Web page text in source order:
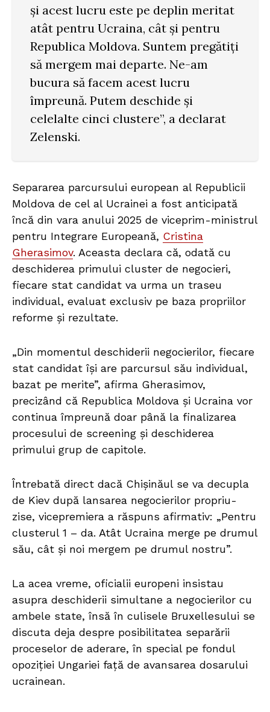
și acest lucru este pe deplin meritat
atât pentru Ucraina, cât și pentru
Republica Moldova. Suntem pregătiți
să mergem mai departe. Ne-am
bucura să facem acest lucru
împreună. Putem deschide și
celelalte cinci clustere”, a declarat
Zelenski.
Separarea parcursului european al Republicii
Moldova de cel al Ucrainei a fost anticipată
încă din vara anului 2025 de viceprim-ministrul
pentru Integrare Europeană, Cristina
Gherasimov. Aceasta declara că, odată cu
deschiderea primului cluster de negocieri,
fiecare stat candidat va urma un traseu
individual, evaluat exclusiv pe baza propriilor
reforme și rezultate.
„Din momentul deschiderii negocierilor, fiecare
stat candidat își are parcursul său individual,
bazat pe merite”, afirma Gherasimov,
precizând că Republica Moldova și Ucraina vor
continua împreună doar până la finalizarea
procesului de screening și deschiderea
primului grup de capitole.
Întrebată direct dacă Chișinăul se va decupla
de Kiev după lansarea negocierilor propriu-
zise, vicepremiera a răspuns afirmativ: „Pentru
clusterul 1 – da. Atât Ucraina merge pe drumul
său, cât și noi mergem pe drumul nostru”.
La acea vreme, oficialii europeni insistau
asupra deschiderii simultane a negocierilor cu
ambele state, însă în culisele Bruxellesului se
discuta deja despre posibilitatea separării
proceselor de aderare, în special pe fondul
opoziției Ungariei față de avansarea dosarului
ucrainean.